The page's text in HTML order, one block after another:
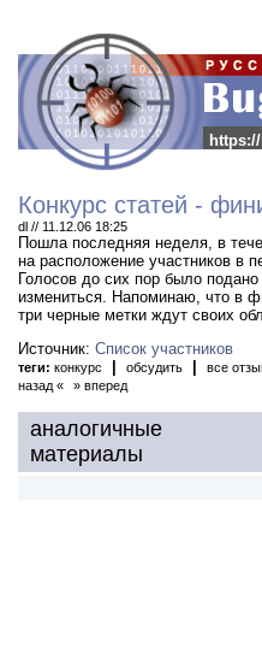
Конкурс статей -
dl // 11.12.06 18:25
Пошла последняя неделя, в
на расположение участников в
Голосов до сих пор было
измениться. Напоминаю, что в
три черные метки ждут своих
Источник: Список участников
теги: конкурс обсудить все
назад «
» вперед
аналогичные
материалы